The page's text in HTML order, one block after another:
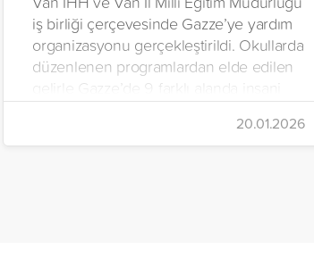
iş birliği çerçevesinde Gazze’ye yardım
organizasyonu gerçekleştirildi. Okullarda
düzenlenen programlardan elde edilen
gelirle Gazze’de 9 farklı alanda insani
yardım çalışmalarında bulunuldu.
20.01.2026